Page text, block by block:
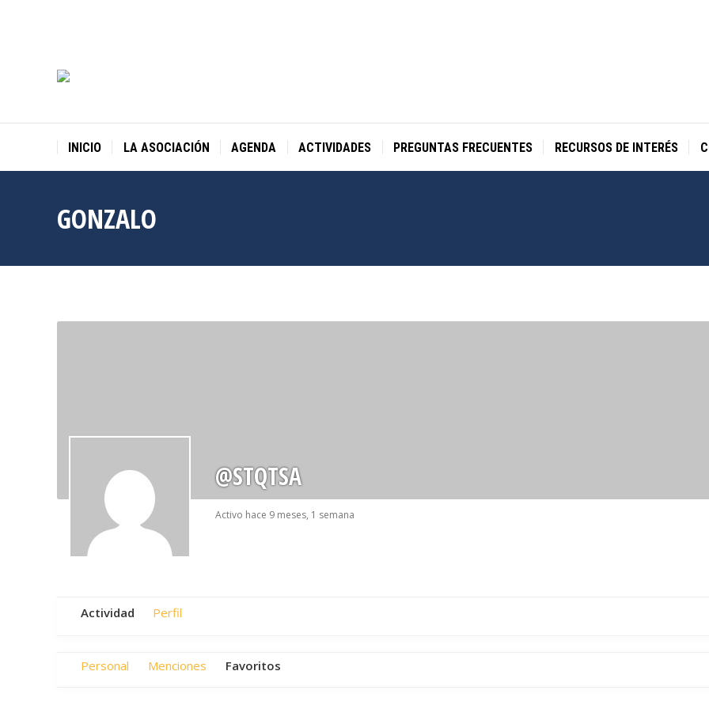
INICIO LA ASOCIACIÓN AGENDA ACTIVIDADES PREGUNTAS FRECUENTES RECURSOS DE INTERÉS
GONZALO
@STQTSA
Activo hace 9 meses, 1 semana
Actividad Perfil
Personal Menciones Favoritos